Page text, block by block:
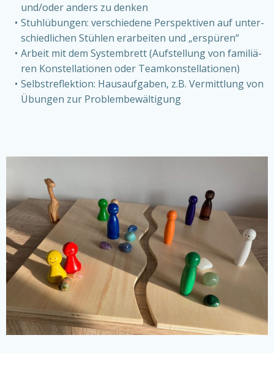
und/oder anders zu den­ken
Stuhl­übun­gen: ver­schie­de­ne Per­spek­ti­ven auf unter­
schied­li­chen Stüh­len erar­bei­ten und „erspü­ren“
Arbeit mit dem Sys­tem­brett (Auf­stel­lung von fami­liä­
ren Kon­stel­la­tio­nen oder Team­kon­stel­la­tio­nen)
Selbst­re­flek­ti­on: Haus­auf­ga­ben, z.B. Ver­mitt­lung von
Übun­gen zur Pro­blem­be­wäl­ti­gung